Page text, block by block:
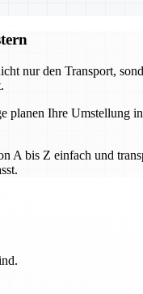
nur den Transport,
Ihre Umstellung
bis Z einfach und